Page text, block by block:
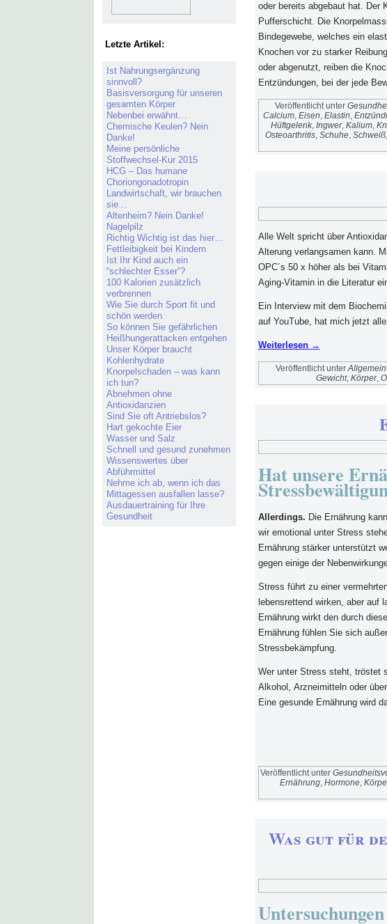
Letzte Artikel:
Ist Nahrungsergänzung
sinnvoll?
Basisversorgung für unseren
gesamten Körper
Nebenbei erwähnt…
Chemische Keulen? Nein
Danke!
Meine persönliche
Stoffwechsel-Kur 2015
HCG – Das humane
Choriongonadotropin
Landwirtschaft, wir brauchen
sie…
Altenheim? Nein Danke!
Nagelpilz
Richtig Wichtig ist das hier…
Fettleibigkeit bei Kindern
Ist Ihr Kind auch ein
“schlechter Esser”?
100 Kalorien zusätzlich
verbrennen
Wie Sie durch Sport fit und
schön werden
So können Sie gefährlichen
Heißhungerattacken entgehen
Unser Körper braucht
Kohlenhydrate
Knorpelschaden – was kann
ich tun?
Abnehmen ohne
Antioxidanzien
Sind Sie oft Antriebslos?
Hart gekochte Eier
Wasser und Salz
Schnell und gesund zunehmen
Wissenswertes über
Abführmittel
Nehme ich ab, wenn ich das
Mittagessen ausfallen lasse?
Ausdauertraining für Ihre
Gesundheit
oder bereits abgebaut hat. Der
Pufferschicht. Die
Bindegewebe, welches ein
Knochen vor zu starker
oder abgenutzt, reiben die
Entzündungen, bei der jede
Veröffentlicht unter
Calcium, Eisen, Elastin,
Hüftgelenk, Ingwer, Kalium,
Osteoarthritis, Schuhe, Schweiß,
Alle Welt spricht über
Alterung verlangsamen kann.
OPC´s 50 x höher als bei
Aging-Vitamin in die Literatur
Ein Interview mit dem
auf YouTube, hat mich jetzt
Weiterlesen →
Veröffentlicht unter Allgemein
Gewicht, Körper,
Hat unsere
Allerdings. Die Ernährung
wir emotional unter Stress
Ernährung stärker unterstützt
gegen einige der
Stress führt zu einer
lebensrettend wirken, aber auf
Ernährung wirkt den durch
Ernährung fühlen Sie sich
Stressbekämpfung.
Wer unter Stress steht, tröstet
Alkohol, Arzneimitteln oder
Eine gesunde Ernährung wird
Veröffentlicht unter
Ernährung, Hormone,
Was gut für